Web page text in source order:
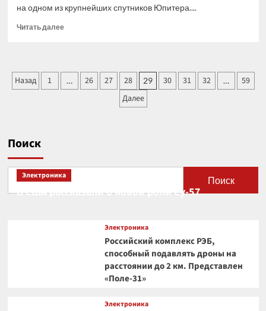
на одном из крупнейших спутников Юпитера....
Читать далееПрочитать
считают,
что
Пагинация
Назад 1 … 26 27 28 29 30 31 32 …
59
Далее
Поиск
Поиск
Электроника
В США рассказали о новой роли Су-57
Электроника
Российский комплекс РЭБ,
способный подавлять дроны на
расстоянии до 2 км. Представлен
«Поле-31»
Электроника